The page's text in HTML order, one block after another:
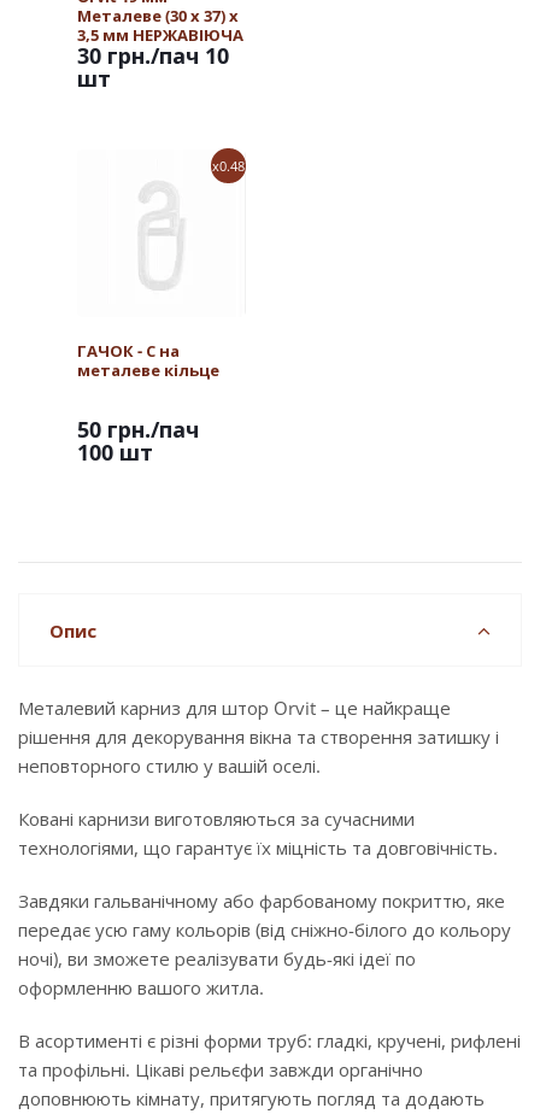
Металеве (30 х 37) х
3,5 мм НЕРЖАВІЮЧА
СТАЛЬ
30 грн./пач 10
шт
x0.48
ГАЧОК - С на
металеве кільце
50 грн./пач
100 шт
Опис
Металевий карниз для штор Orvit – це найкраще
рішення для декорування вікна та створення затишку і
неповторного стилю у вашій оселі.
Ковані карнизи виготовляються за сучасними
технологіями, що гарантує їх міцність та довговічність.
Завдяки гальванічному або фарбованому покриттю, яке
передає усю гаму кольорів (від сніжно-білого до кольору
ночі), ви зможете реалізувати будь-які ідеї по
оформленню вашого житла.
В асортименті є різні форми труб: гладкі, кручені, рифлені
та профільні. Цікаві рельєфи завжди органічно
доповнюють кімнату, притягують погляд та додають